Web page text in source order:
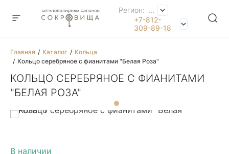
Регион: ...
+7-812-
309-89-18
Главная Каталог
Кольца
Кольцо серебряное с фианитами "Белая Роза"
КОЛЬЦО СЕРЕБРЯНОЕ С ФИАНИТАМИ
"БЕЛАЯ РОЗА"